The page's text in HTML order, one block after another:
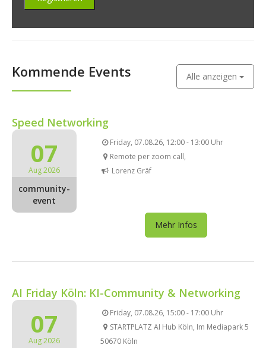
Kommende Events Alle anzeigen
Speed Networking
07
Aug 2026
community-
event
Friday, 07.08.26, 12:00 - 13:00 Uhr
Remote per zoom call,
Lorenz Gräf
Mehr Infos
AI Friday Köln: KI-Community & Networking
07
Aug 2026
Friday, 07.08.26, 15:00 - 17:00 Uhr
STARTPLATZ AI Hub Köln, Im Mediapark 5
50670 Köln